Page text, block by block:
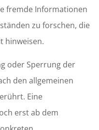
fremde Informationen
zu forschen, die
hinweisen.
oder Sperrung der
den allgemeinen
Eine
erst ab dem